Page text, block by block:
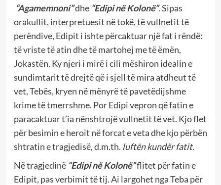
“Agamemnoni”dhe “Edipi në Kolonë”. Sipas
orakullit, interpretuesit në tokë, të vullnetit të
perëndive, Edipit i ishte përcaktuar një fat i rëndë:
të vriste të atin dhe të martohej me të ëmën,
Jokastën. Ky njeri i mirë i cili mëshiron idealin e
sundimtarit të drejtë që i sjell të mira atdheut të
vet, Tebës, kryen në mënyrë të pavetëdijshme
krime të tmerrshme. Por Edipi vepron që fatin e
paracaktuar t’ia nënshtrojë vullnetit të vet. Kjo flet
për besimin e heroit në forcat e veta dhe kjo përbën
shtratin e tragjedisë, d.m.th. luftën kundër fatit.
Nëtragjedinë “Edipi në Kolonë”flitet për fatin e
Edipit, pas verbimit të tij. Ai largohet nga Teba për